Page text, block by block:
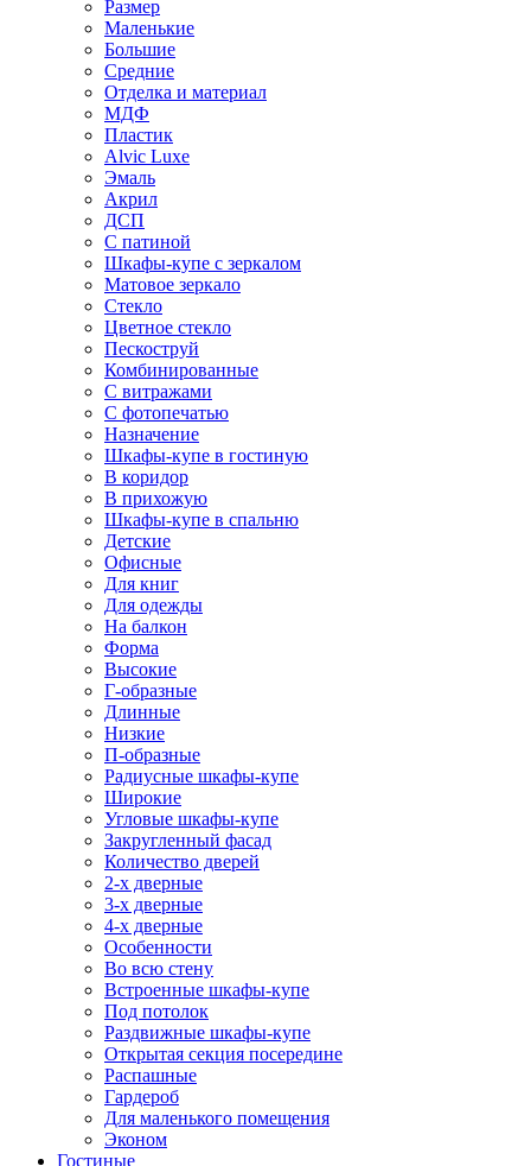
Размер
Маленькие
Большие
Средние
Отделка и материал
МДФ
Пластик
Alvic Luxe
Эмаль
Акрил
ДСП
С патиной
Шкафы-купе с зеркалом
Матовое зеркало
Стекло
Цветное стекло
Пескоструй
Комбинированные
С витражами
С фотопечатью
Назначение
Шкафы-купе в гостиную
В коридор
В прихожую
Шкафы-купе в спальню
Детские
Офисные
Для книг
Для одежды
На балкон
Форма
Высокие
Г-образные
Длинные
Низкие
П-образные
Радиусные шкафы-купе
Широкие
Угловые шкафы-купе
Закругленный фасад
Количество дверей
2-х дверные
3-х дверные
4-х дверные
Особенности
Во всю стену
Встроенные шкафы-купе
Под потолок
Раздвижные шкафы-купе
Открытая секция посередине
Распашные
Гардероб
Для маленького помещения
Эконом
Гостиные